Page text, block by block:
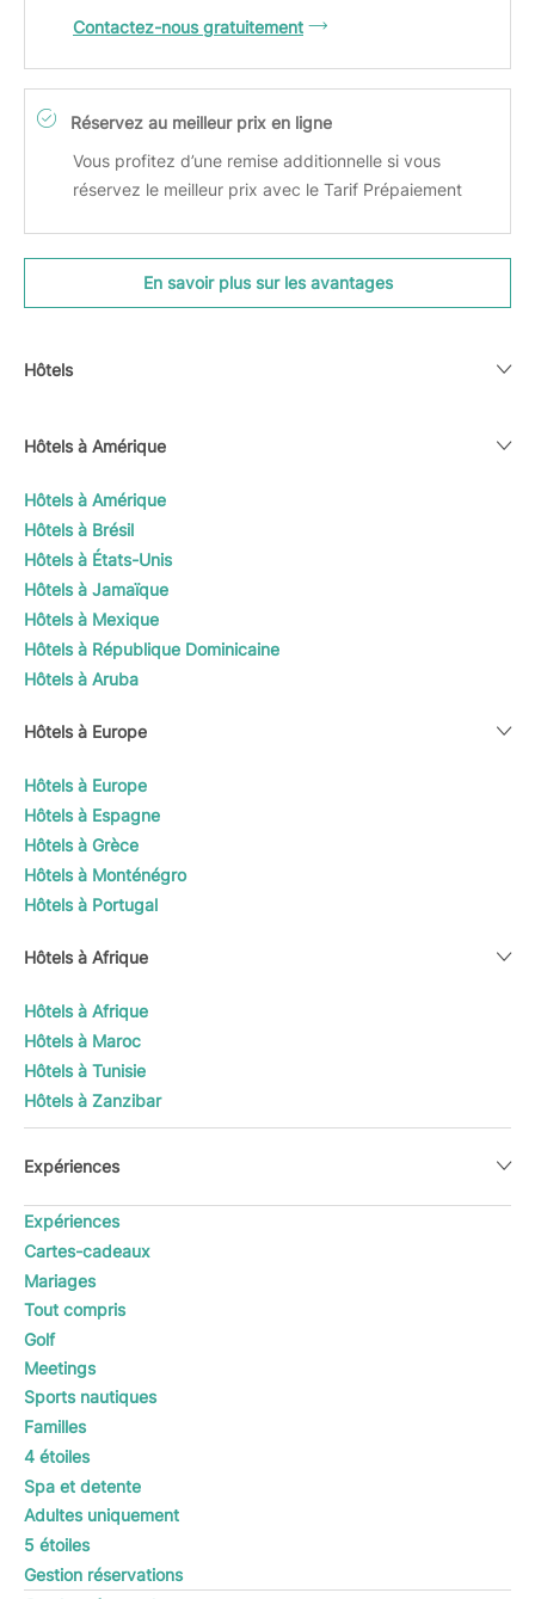
Contactez-nous gratuitement
Réservez au meilleur prix en ligne
Vous profitez d’une remise additionnelle si vous
réservez le meilleur prix avec le Tarif Prépaiement
En savoir plus sur les avantages
Hôtels
Hôtels à Amérique
Hôtels à Amérique
Hôtels à Brésil
Hôtels à États-Unis
Hôtels à Jamaïque
Hôtels à Mexique
Hôtels à République Dominicaine
Hôtels à Aruba
Hôtels à Europe
Hôtels à Europe
Hôtels à Espagne
Hôtels à Grèce
Hôtels à Monténégro
Hôtels à Portugal
Hôtels à Afrique
Hôtels à Afrique
Hôtels à Maroc
Hôtels à Tunisie
Hôtels à Zanzibar
Expériences
Expériences
Cartes-cadeaux
Mariages
Tout compris
Golf
Meetings
Sports nautiques
Familles
4 étoiles
Spa et detente
Adultes uniquement
5 étoiles
Gestion réservations